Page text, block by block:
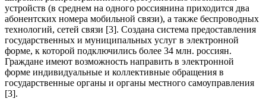
устройств (в среднем на одного россиянина приходится два
абонентских номера мобильной связи), а также беспроводных
технологий, сетей связи [3]. Создана система предоставления
государственных и муниципальных услуг в электронной
форме, к которой подключились более 34 млн. россиян.
Граждане имеют возможность направить в электронной
форме индивидуальные и коллективные обращения в
государственные органы и органы местного самоуправления
[3].